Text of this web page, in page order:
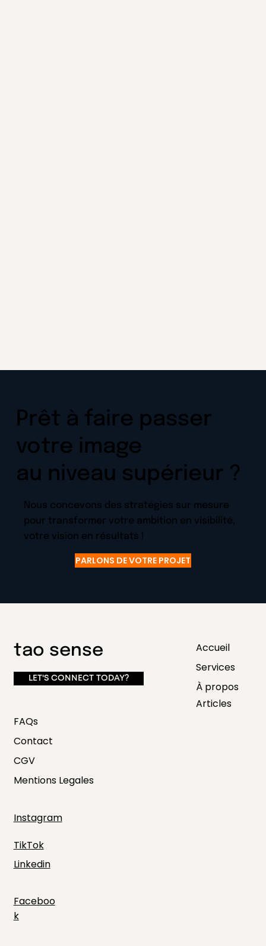
Prêt à faire passer
votre image
au niveau supérieur ?
Nous concevons des stratégies sur mesure
pour transformer votre ambition en visibilité,
votre vision en résultats !
PARLONS DE VOTRE PROJET
tao sense
LET'S CONNECT TODAY?
FAQs
Contact
CGV
Mentions Legales
Instagram
Linkedin
TikTok
Faceboo
k
Accueil
Services
À propos
Articles